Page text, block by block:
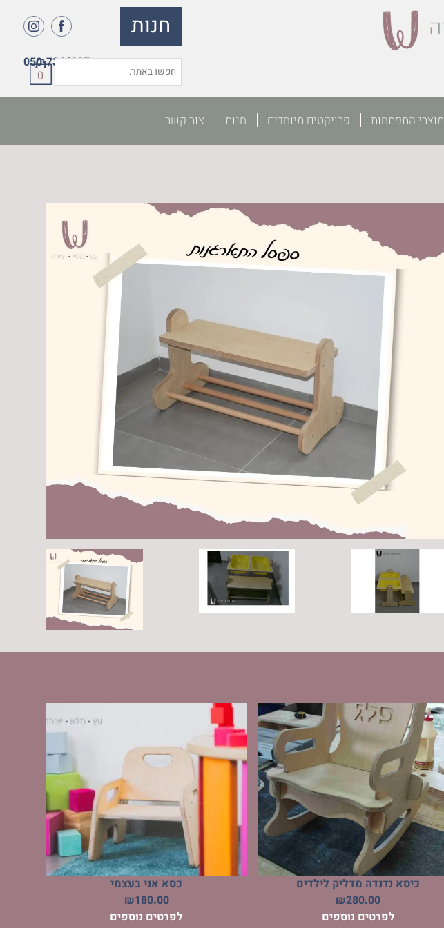
חנות
050-7364027
0
מוצרי התפתחות פרויקטים מיוחדים חנות צור קשר
כיסא נדנדה מדליק לילדים
₪280.00
לפרטים נוספים
כסא אני בעצמי
₪180.00
לפרטים נוספים